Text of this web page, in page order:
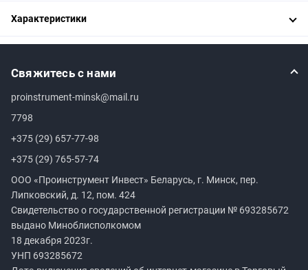
Характеристики
Свяжитесь с нами
proinstrument-minsk@mail.ru
7798
+375 (29) 657-77-98
+375 (29) 765-57-74
ООО «Проинструмент Инвест» Беларусь, г. Минск, пер.
Липковский, д. 12, пом. 424
Свидетельство о государственной регистрации № 693285672
выдано Миноблисполкомом
18 декабря 2023г.
УНП 693285672